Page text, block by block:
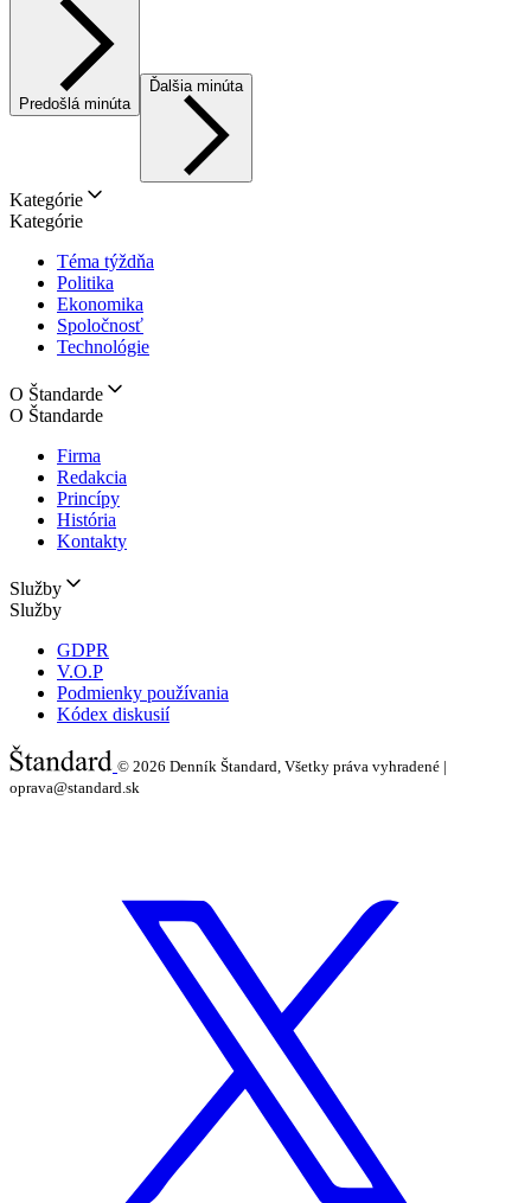
Predošlá minúta
Ďalšia minúta
Kategórie
Kategórie
Téma týždňa
Politika
Ekonomika
Spoločnosť
Technológie
O Štandarde
O Štandarde
Firma
Redakcia
Princípy
História
Kontakty
Služby
Služby
GDPR
V.O.P
Podmienky používania
Kódex diskusií
© 2026 Denník Štandard, Všetky práva vyhradené |
oprava@standard.sk